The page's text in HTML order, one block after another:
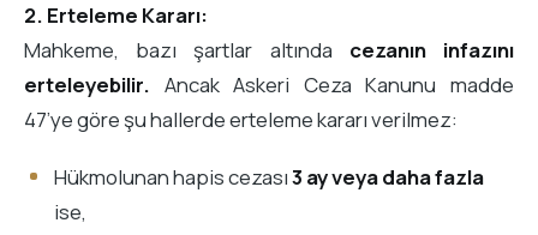
2. Erteleme Kararı:
Mahkeme, bazı şartlar altında cezanın infazını
erteleyebilir. Ancak Askeri Ceza Kanunu madde
47’ye göre şu hallerde erteleme kararı verilmez:
Hükmolunan hapis cezası3 ay veya daha fazla
ise,